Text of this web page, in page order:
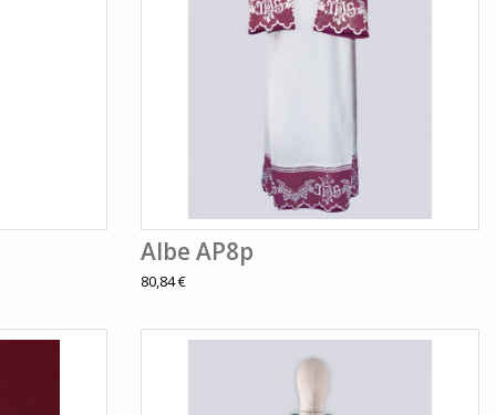
Albe AP8p
80,84 €